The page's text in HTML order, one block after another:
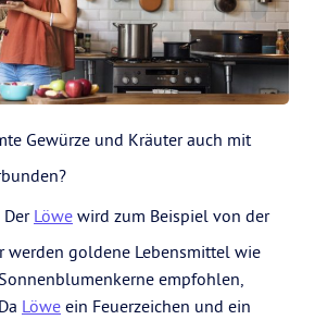
Gewürze und Kräuter auch mit
Löwe wird zum Beispiel von der
werden goldene Lebensmittel wie
empfohlen,
Löwe ein Feuerzeichen und ein